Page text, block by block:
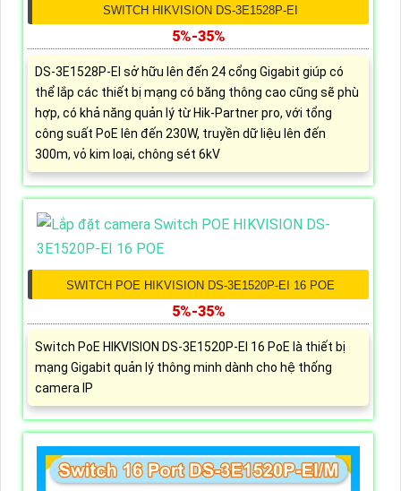
SWITCH HIKVISION DS-3E1528P-EI
5%-35%
DS-3E1528P-EI sở hữu lên đến 24 cổng Gigabit giúp có
thể lắp các thiết bị mạng có băng thông cao cũng sẽ phù
hợp, có khả năng quản lý từ Hik-Partner pro, với tổng
công suất PoE lên đến 230W, truyền dữ liệu lên đến
300m, vỏ kim loại, chông sét 6kV
SWITCH POE HIKVISION DS-3E1520P-EI 16 POE
5%-35%
Switch PoE HIKVISION DS-3E1520P-EI 16 PoE là thiết bị
mạng Gigabit quản lý thông minh dành cho hệ thống
camera IP